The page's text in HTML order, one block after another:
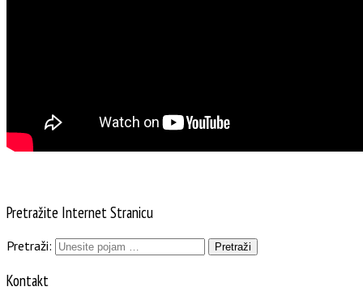
Pretražite Internet Stranicu
Pretraži:
Kontakt